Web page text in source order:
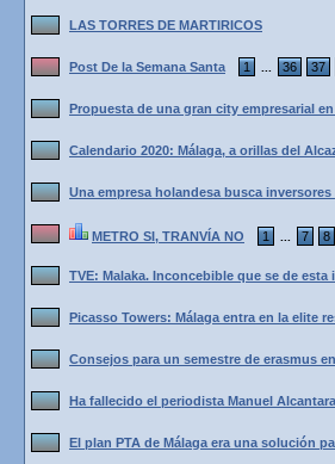
LAS TORRES DE MARTIRICOS
Post De la Semana Santa 1 36 37
Propuesta de una gran city empresarial
Calendario 2020: Málaga, a orillas del
Una empresa holandesa busca
METRO SI, TRANVÍA NO 1 7 8
TVE: Malaka. Inconcebible que se de esta
Picasso Towers: Málaga entra en la elite
Consejos para un semestre de erasmus
Ha fallecido el periodista Manuel Alcantara
El plan PTA de Málaga era una solución